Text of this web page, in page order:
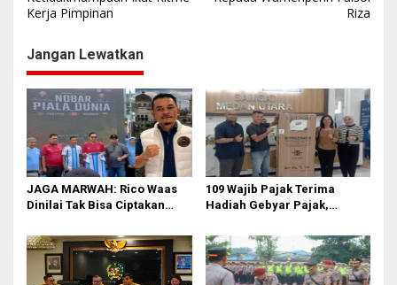
g
a
s
i
p
o
s
Kerja Pimpinan
Riza
Jangan Lewatkan
JAGA MARWAH: Rico Waas
Dinilai Tak Bisa Ciptakan
Jangan Bungkam
109 Wajib Pajak Terima
Hadiah Gebyar Pajak,
Masyarakat Bayar PKB Tepat
Waktu